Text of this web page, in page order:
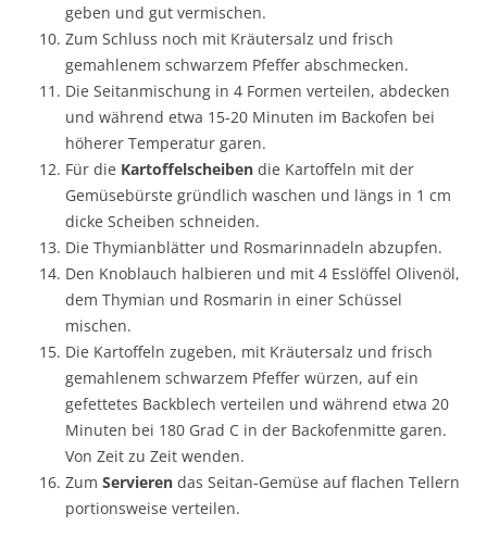
geben und gut vermischen.
Zum Schluss noch mit Kräutersalz und frisch
gemahlenem schwarzem Pfeffer abschmecken.
Die Seitanmischung in 4 Formen verteilen, abdecken
und während etwa 15-20 Minuten im Backofen bei
höherer Temperatur garen.
Für die Kartoffelscheiben die Kartoffeln mit der
Gemüsebürste gründlich waschen und längs in 1 cm
dicke Scheiben schneiden.
Die Thymianblätter und Rosmarinnadeln abzupfen.
Den Knoblauch halbieren und mit 4 Esslöffel Olivenöl,
dem Thymian und Rosmarin in einer Schüssel
mischen.
Die Kartoffeln zugeben, mit Kräutersalz und frisch
gemahlenem schwarzem Pfeffer würzen, auf ein
gefettetes Backblech verteilen und während etwa 20
Minuten bei 180 Grad C in der Backofenmitte garen.
Von Zeit zu Zeit wenden.
Zum Servieren das Seitan-Gemüse auf flachen Tellern
portionsweise verteilen.